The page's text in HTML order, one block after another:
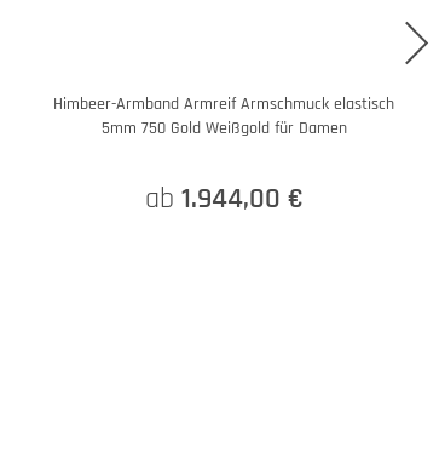
Himbeer-Armband Armreif Armschmuck elastisch
5mm 750 Gold Weißgold für Damen
ab 1.944,00 €